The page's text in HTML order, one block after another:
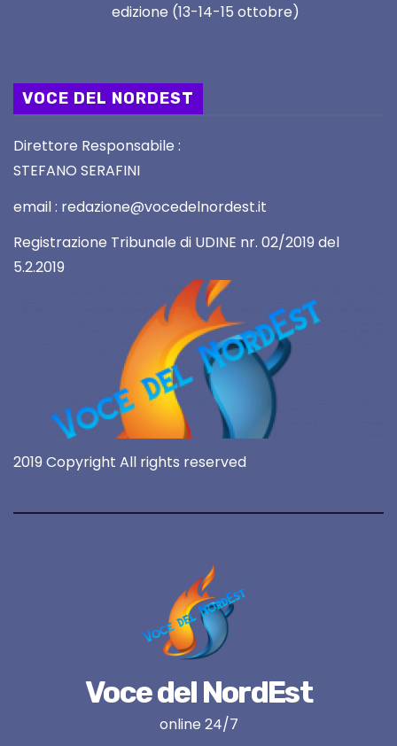
edizione (13-14-15 ottobre)
VOCE DEL NORDEST
Direttore Responsabile :
STEFANO SERAFINI
email : redazione@vocedelnordest.it
Registrazione Tribunale di UDINE nr. 02/2019 del
5.2.2019
2019 Copyright All rights reserved
Voce del NordEst
online 24/7